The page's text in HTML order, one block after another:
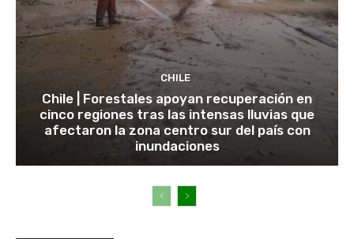
CHILE
Chile | Forestales apoyan recuperación en
cinco regiones tras las intensas lluvias que
afectaron la zona centro sur del país con
inundaciones